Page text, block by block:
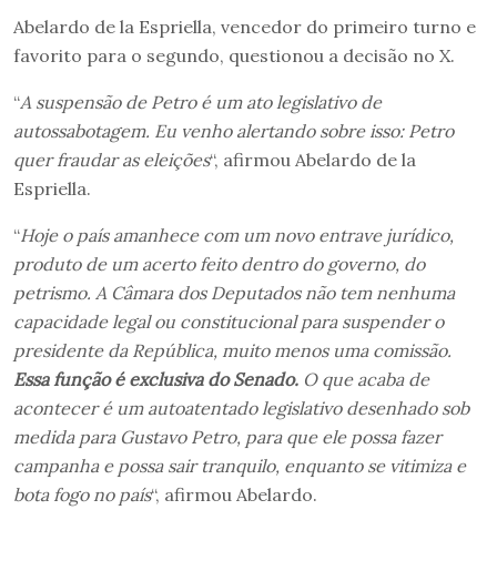
Abelardo de la Espriella, vencedor do primeiro turno e
favorito para o segundo, questionou a decisão no X.
“A suspensão de Petro é um ato legislativo de
autossabotagem. Eu venho alertando sobre isso: Petro
quer fraudar as eleições“, afirmou Abelardo de la
Espriella.
“Hoje o país amanhece com um novo entrave jurídico,
produto de um acerto feito dentro do governo, do
petrismo. A Câmara dos Deputados não tem nenhuma
capacidade legal ou constitucional para suspender o
presidente da República, muito menos uma comissão.
Essa função é exclusiva do Senado. O que acaba de
acontecer é um autoatentado legislativo desenhado sob
medida para Gustavo Petro, para que ele possa fazer
campanha e possa sair tranquilo, enquanto se vitimiza e
bota fogo no país“, afirmou Abelardo.